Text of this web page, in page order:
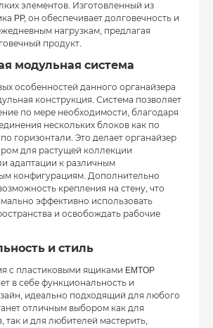
элементов. Изготовленный из
PP, он обеспечивает долговечность и
нагрузкам, предлагая
продукт.
модульная система
особенностей данного органайзера
конструкция. Система позволяет
по мере необходимости, благодаря
нескольких блоков как по
горизонтали. Это делает органайзер
для растущей коллекции
адаптации к различным
конфигурациям. Дополнительно
крепления на стену, что
эффективно использовать
и освобождать рабочие
и стиль
с пластиковыми ящиками EMTOP
в себе функциональность и
идеально подходящий для любого
отличным выбором как для
так и для любителей мастерить,